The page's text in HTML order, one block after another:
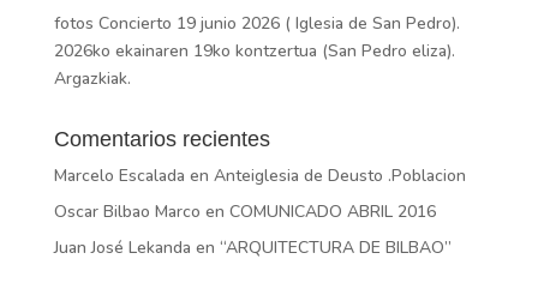
fotos Concierto 19 junio 2026 ( Iglesia de San Pedro).
2026ko ekainaren 19ko kontzertua (San Pedro eliza).
Argazkiak.
Comentarios recientes
Marcelo Escalada en Anteiglesia de Deusto .Poblacion
Oscar Bilbao Marco en COMUNICADO ABRIL 2016
Juan José Lekanda en “ARQUITECTURA DE BILBAO”